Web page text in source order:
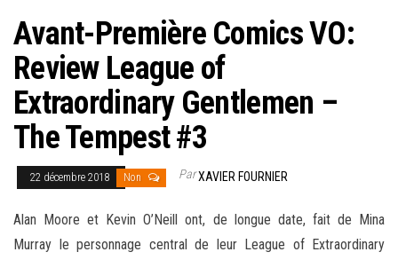
Avant-Première Comics VO:
Review League of
Extraordinary Gentlemen –
The Tempest #3
22 décembre 2018 Non ParXAVIER FOURNIER
Alan Moore et Kevin O’Neill ont, de longue date, fait de Mina
Murray le personnage central de leur League of Extraordinary